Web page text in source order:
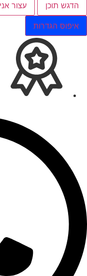
הדגש תוכן עצור
איפוס הגדרות